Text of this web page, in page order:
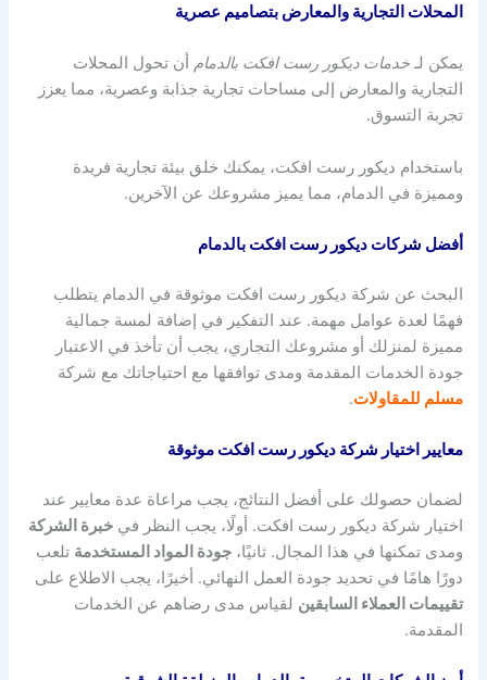
المحلات التجارية والمعارض بتصاميم عصرية
يمكن لـخدمات ديكور رست افكت بالدمام أن تحول المحلات
التجارية والمعارض إلى مساحات تجارية جذابة وعصرية، مما يعزز
تجربة التسوق.
باستخدام ديكور رست افكت، يمكنك خلق بيئة تجارية فريدة
ومميزة في الدمام، مما يميز مشروعك عن الآخرين.
أفضل شركات ديكور رست افكت بالدمام
البحث عن شركة ديكور رست افكت موثوقة في الدمام يتطلب
فهمًا لعدة عوامل مهمة. عند التفكير في إضافة لمسة جمالية
مميزة لمنزلك أو مشروعك التجاري، يجب أن تأخذ في الاعتبار
جودة الخدمات المقدمة ومدى توافقها مع احتياجاتك مع شركة
مسلم للمقاولات.
معايير اختيار شركة ديكور رست افكت موثوقة
لضمان حصولك على أفضل النتائج، يجب مراعاة عدة معايير عند
اختيار شركة ديكور رست افكت. أولًا، يجب النظر فيخبرة الشركة
ومدى تمكنها في هذا المجال. ثانيًا،جودة المواد المستخدمة تلعب
دورًا هامًا في تحديد جودة العمل النهائي. أخيرًا، يجب الاطلاع على
تقييمات العملاء السابقين لقياس مدى رضاهم عن الخدمات
المقدمة.